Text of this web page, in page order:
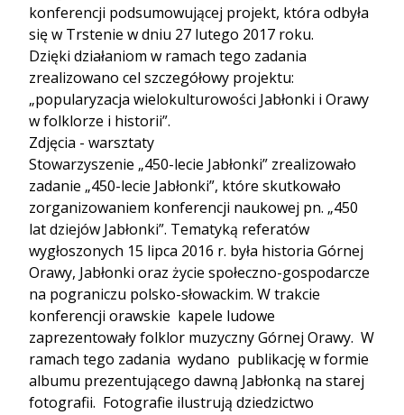
konferencji podsumowującej projekt, która odbyła
się w Trstenie w dniu 27 lutego 2017 roku.
Dzięki działaniom w ramach tego zadania
zrealizowano cel szczegółowy projektu:
„popularyzacja wielokulturowości Jabłonki i Orawy
w folklorze i historii”.
Zdjęcia - warsztaty
Stowarzyszenie „450-lecie Jabłonki” zrealizowało
zadanie „450-lecie Jabłonki”, które skutkowało
zorganizowaniem konferencji naukowej pn. „450
lat dziejów Jabłonki”. Tematyką referatów
wygłoszonych 15 lipca 2016 r. była historia Górnej
Orawy, Jabłonki oraz życie społeczno-gospodarcze
na pograniczu polsko-słowackim. W trakcie
konferencji orawskie kapele ludowe
zaprezentowały folklor muzyczny Górnej Orawy. W
ramach tego zadania wydano publikację w formie
albumu prezentującego dawną Jabłonką na starej
fotografii. Fotografie ilustrują dziedzictwo